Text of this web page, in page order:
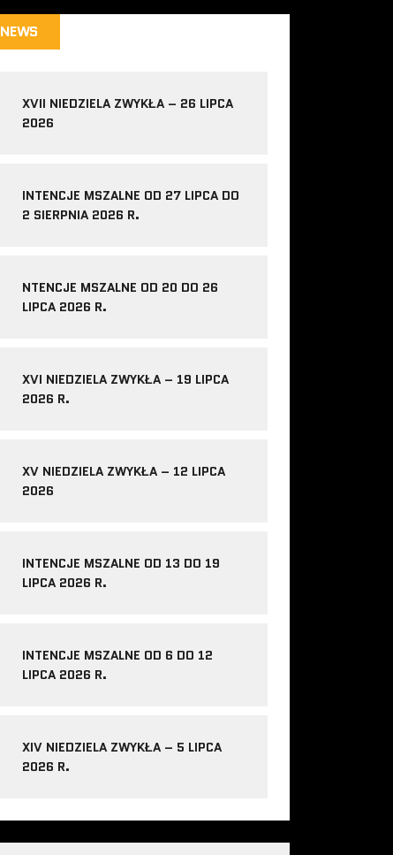
NEWS
XVII NIEDZIELA ZWYKŁA – 26 LIPCA
2026
INTENCJE MSZALNE OD 27 LIPCA DO
2 SIERPNIA 2026 R.
NTENCJE MSZALNE OD 20 DO 26
LIPCA 2026 R.
XVI NIEDZIELA ZWYKŁA – 19 LIPCA
2026 R.
XV NIEDZIELA ZWYKŁA – 12 LIPCA
2026
INTENCJE MSZALNE OD 13 DO 19
LIPCA 2026 R.
INTENCJE MSZALNE OD 6 DO 12
LIPCA 2026 R.
XIV NIEDZIELA ZWYKŁA – 5 LIPCA
2026 R.